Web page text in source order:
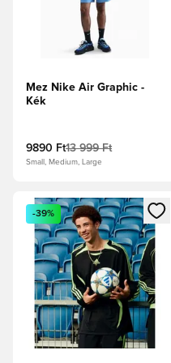
Mez Nike Air Graphic -
Kék
9890 Ft13 999 Ft
Small, Medium, Large
Megnyit egy modált a
-39%